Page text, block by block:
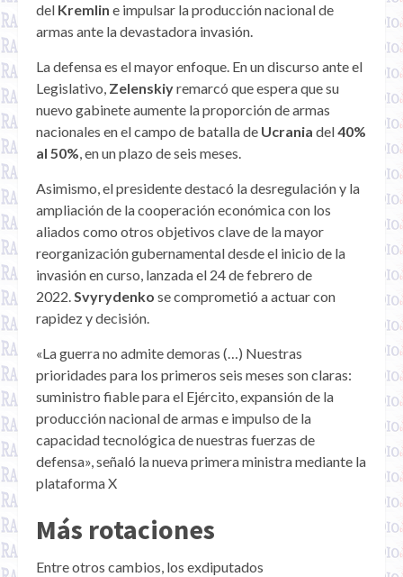
del Kremlin e impulsar la producción nacional de
armas ante la devastadora invasión.
La defensa es el mayor enfoque. En un discurso ante el
Legislativo, Zelenskiyremarcó que espera que su
nuevo gabinete aumente la proporción de armas
nacionales en el campo de batalla de Ucrania del40%
al 50%, en un plazo de seis meses.
Asimismo, el presidente destacó la desregulación y la
ampliación de la cooperación económica con los
aliados como otros objetivos clave de la mayor
reorganización gubernamental desde el inicio de la
invasión en curso, lanzada el 24 de febrero de
2022.Svyrydenko se comprometió a actuar con
rapidez y decisión.
«La guerra no admite demoras (…) Nuestras
prioridades para los primeros seis meses son claras:
suministro fiable para el Ejército, expansión de la
producción nacional de armas e impulso de la
capacidad tecnológica de nuestras fuerzas de
defensa», señaló la nueva primera ministra mediante la
plataforma X
Más rotaciones
Entre otros cambios, los exdiputados